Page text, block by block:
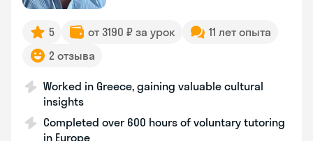
5 от 3190 ₽ за урок
11 лет опыта
2 отзыва
Worked in Greece, gaining valuable cultural
insights
Completed over 600 hours of voluntary tutoring
in Europe